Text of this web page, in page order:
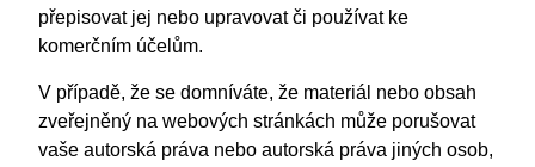
přepisovat jej nebo upravovat či používat ke
komerčním účelům.
V případě, že se domníváte, že materiál nebo obsah
zveřejněný na webových stránkách může porušovat
vaše autorská práva nebo autorská práva jiných osob,